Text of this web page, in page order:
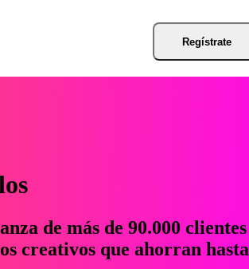
Regístrate
de más de 90.000 clientes
creativos que ahorran hasta